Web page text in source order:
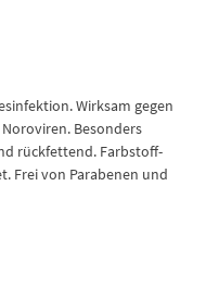
Wirksam gegen
Besonders
rückfettend. Farbstoff-
Frei von Parabenen und